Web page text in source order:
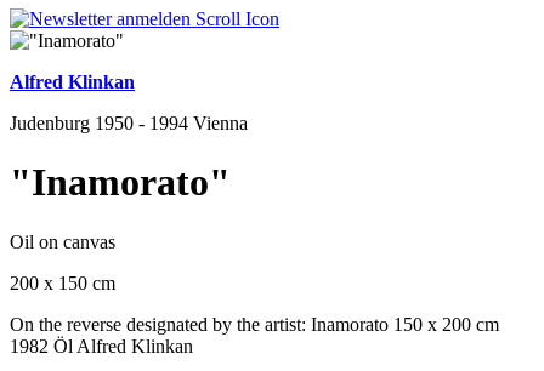
Alfred Klinkan
Judenburg 1950 - 1994 Vienna
"Inamorato"
Oil on canvas
200 x 150 cm
On the reverse designated by the artist: Inamorato 150 x 200 cm
1982 Öl Alfred Klinkan